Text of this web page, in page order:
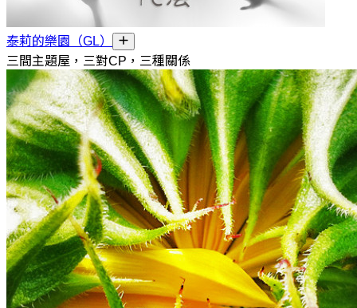
泰莉的樂園（GL）
三間主題屋，三對CP，三種關係